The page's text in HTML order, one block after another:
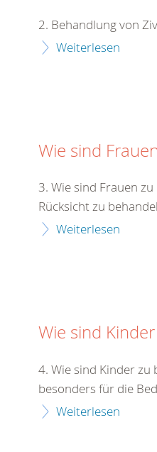
2. Behandlung von
Weiterlesen
Wie sind
3. Wie sind Frauen
Rücksicht zu
Weiterlesen
Wie sind
4. Wie sind Kinder zu
besonders für die
Weiterlesen